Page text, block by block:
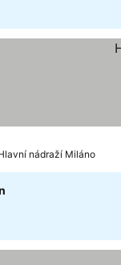
nádraží Miláno